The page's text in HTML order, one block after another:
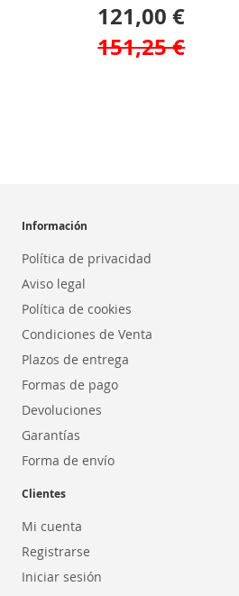
121,00 €
151,25 €
Información
Política de privacidad
Aviso legal
Política de cookies
Condiciones de Venta
Plazos de entrega
Formas de pago
Devoluciones
Garantías
Forma de envío
Clientes
Mi cuenta
Registrarse
Iniciar sesión